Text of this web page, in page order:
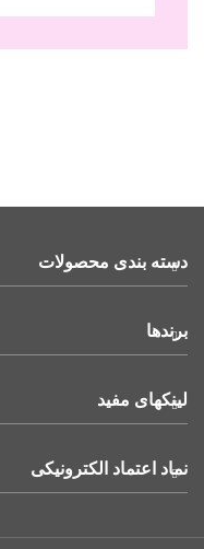
دسته بندی محصولات
برندها
لینکهای مفید
نماد اعتماد الکترونیکی